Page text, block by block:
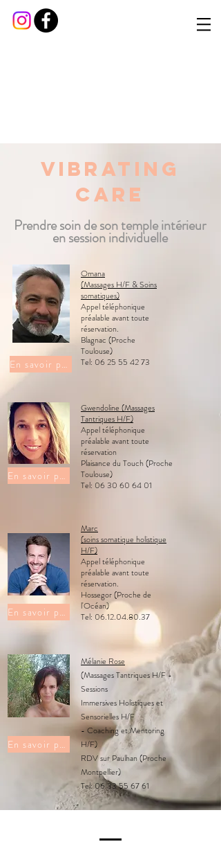
Vibrati ng
CarE
Prendre soindeson temple intérieur
en session individuelle
En savoir plus
Omana
(Massages H/F & Soins
somatiques)
Appel téléphonique
préalable avant toute
réservation.
Blagnac (Proche
Toulouse)
Tel: 06 25 55 42 73
En savoir plus
Gwendoline (Massages
Tantriques H/F)
Appel téléphonique
préalable avant toute
réservation
Plaisance du Touch (Proche
Toulouse)
Tel: 06 30 60 64 01
En savoir plus
Marc
(soins somatique holistique
H/F)
Appel téléphonique
préalable avant toute
réservation.
Hossegor (Proche de
l'Océan)
Tel: 06.12.04.80.37
En savoir plus
Mélanie Rose
(Massages Tantriques H/F -
Sessions
Immersives Holistiques et
Sensorielles H/F
- Coaching et Mentoring
H/F)
RDV sur Paulhan (Proche
Montpellier)
Tel: 06 33 55 67 61